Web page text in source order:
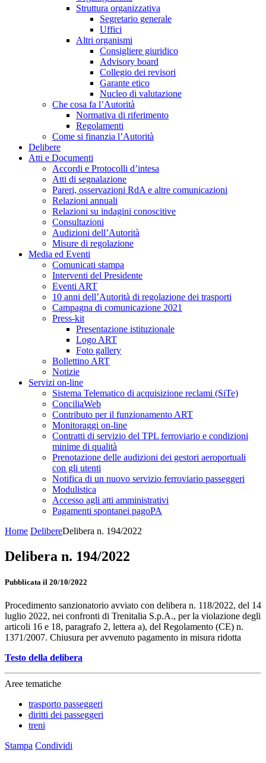
Struttura organizzativa
Segretario generale
Uffici
Altri organismi
Consigliere giuridico
Advisory board
Collegio dei revisori
Garante etico
Nucleo di valutazione
Che cosa fa l’Autorità
Normativa di riferimento
Regolamenti
Come si finanzia l’Autorità
Delibere
Atti e Documenti
Accordi e Protocolli d’intesa
Atti di segnalazione
Pareri, osservazioni RdA e altre comunicazioni
Relazioni annuali
Relazioni su indagini conoscitive
Consultazioni
Audizioni dell’Autorità
Misure di regolazione
Media ed Eventi
Comunicati stampa
Interventi del Presidente
Eventi ART
10 anni dell’Autorità di regolazione dei trasporti
Campagna di comunicazione 2021
Press-kit
Presentazione istituzionale
Logo ART
Foto gallery
Bollettino ART
Notizie
Servizi on-line
Sistema Telematico di acquisizione reclami (SiTe)
ConciliaWeb
Contributo per il funzionamento ART
Monitoraggi on-line
Contratti di servizio del TPL ferroviario e condizioni
minime di qualità
Prenotazione delle audizioni dei gestori aeroportuali
con gli utenti
Notifica di un nuovo servizio ferroviario passeggeri
Modulistica
Accesso agli atti amministrativi
Pagamenti spontanei pagoPA
Home DelibereDelibera n. 194/2022
Delibera n. 194/2022
Pubblicata il 20/10/2022
Procedimento sanzionatorio avviato con delibera n. 118/2022, del 14
luglio 2022, nei confronti di Trenitalia S.p.A., per la violazione degli
articoli 16 e 18, paragrafo 2, lettera a), del Regolamento (CE) n.
1371/2007. Chiusura per avvenuto pagamento in misura ridotta
Testo della delibera
Aree tematiche
trasporto passeggeri
diritti dei passeggeri
treni
Stampa Condividi